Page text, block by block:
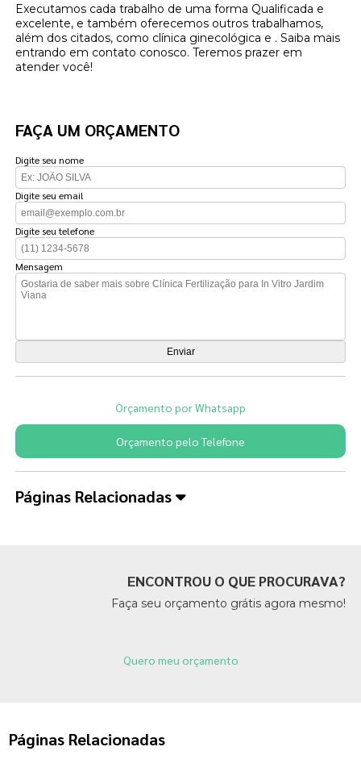
Executamos cada trabalho de uma forma Qualificada e
excelente, e também oferecemos outros trabalhamos,
além dos citados, como clínica ginecológica e . Saiba mais
entrando em contato conosco. Teremos prazer em
atender você!
FAÇA UM ORÇAMENTO
Digite seu nome
Digite seu email
Digite seu telefone
Mensagem
Orçamento por Whatsapp
Orçamento pelo Telefone
Páginas Relacionadas
ENCONTROU O QUE PROCURAVA?
Faça seu orçamento grátis agora mesmo!
Quero meu orçamento
Páginas Relacionadas